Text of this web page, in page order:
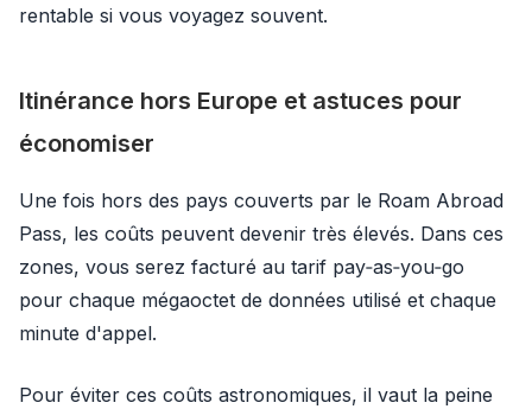
rentable si vous voyagez souvent.
Itinérance hors Europe et astuces pour
économiser
Une fois hors des pays couverts par le Roam Abroad
Pass, les coûts peuvent devenir très élevés. Dans ces
zones, vous serez facturé au tarif pay‑as‑you‑go
pour chaque mégaoctet de données utilisé et chaque
minute d'appel.
Pour éviter ces coûts astronomiques, il vaut la peine